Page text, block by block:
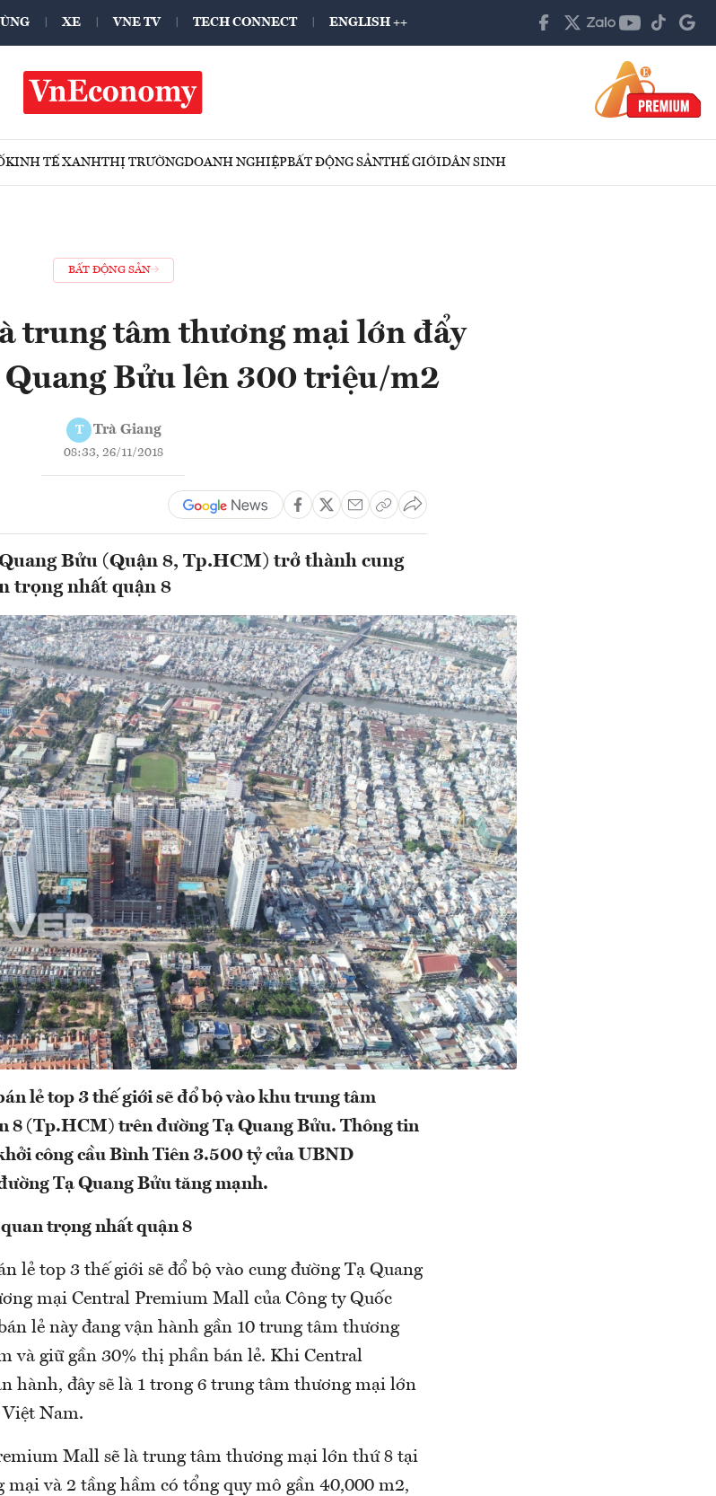
XE VNE TV TECH CONNECT ENGLISH ++
KINH TẾ XANHTHỊ TRƯỜNGDOANH NGHIỆPBẤT ĐỘNG SẢNTHẾ GIỚIDÂN SINH
BẤT ĐỘNG SẢN
trung tâm thương mại lớn đẩy
Quang Bửu lên 300 triệu/m2
T Trà Giang
08:33, 26/11/2018
Bửu (Quận 8, Tp.HCM) trở thành cung
trọng nhất quận 8
lẻ top 3 thế giới sẽ đổ bộ vào khu trung tâm
8 (Tp.HCM) trên đường Tạ Quang Bửu. Thông tin
công cầu Bình Tiên 3.500 tỷ của UBND
Tạ Quang Bửu tăng mạnh.
trọng nhất quận 8
lẻ top 3 thế giới sẽ đổ bộ vào cung đường Tạ Quang
mại Central Premium Mall của Công ty Quốc
lẻ này đang vận hành gần 10 trung tâm thương
và giữ gần 30% thị phần bán lẻ. Khi Central
hành, đây sẽ là 1 trong 6 trung tâm thương mại lớn
Nam.
Mall sẽ là trung tâm thương mại lớn thứ 8 tại
mại và 2 tầng hầm có tổng quy mô gần 40,000 m2,